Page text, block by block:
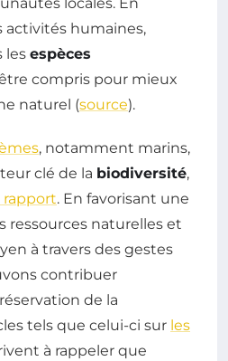
locales. En
activités humaines,
les espèces
compris pour mieux
naturel (source).
, notamment marins,
clé de la biodiversité,
rapport. En favorisant une
ressources naturelles et
à travers des gestes
contribuer
de la
tels que celui-ci sur les
à rappeler que